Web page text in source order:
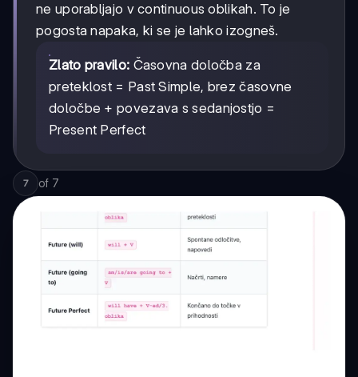
ne uporabljajo v continuous oblikah. To je
pogosta napaka, ki se je lahko izogneš.
Zlato pravilo: Časovna določba za
preteklost = Past Simple, brez časovne
določbe + povezava s sedanjostjo =
Present Perfect
7 of 7